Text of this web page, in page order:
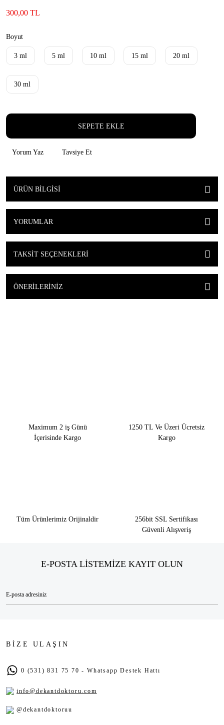
300,00 TL
Boyut
3 ml 5 ml 10 ml 15 ml 20 ml
30 ml
SEPETE EKLE
Yorum Yaz Tavsiye Et
ÜRÜN BILGISI
YORUMLAR
TAKSIT SEÇENEKLERI
ÖNERILERINIZ
Maximum 2 iş Günü
İçerisinde Kargo
1250 TL Ve Üzeri Ücretsiz
Kargo
Tüm Ürünlerimiz Orijinaldir
256bit SSL Sertifikası
Güvenli Alışveriş
E-POSTA LİSTEMİZE KAYIT OLUN
BİZE ULAŞIN
0 (531) 831 75 70 - Whatsapp Destek Hattı
info@dekantdoktoru.com
@dekantdoktoruu